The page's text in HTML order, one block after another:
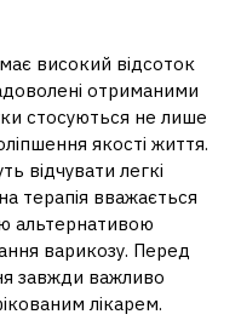
високий відсоток
отриманими
стосуються не лише
якості життя.
відчувати легкі
терапія вважається
альтернативою
варикозу. Перед
завжди важливо
лікарем.